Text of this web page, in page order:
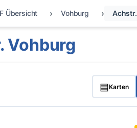
Übersicht Vohburg Achstr.
Vohburg
▤Karten